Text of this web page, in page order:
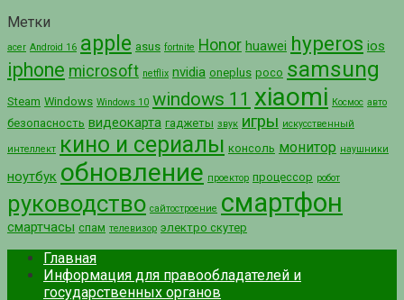
Метки
acer Android 16 apple asus fortnite Honor huawei hyperos ios
iphone microsoft netflix nvidia oneplus poco samsung
Steam Windows Windows 10 windows 11 xiaomi Космос авто
безопасность видеокарта гаджеты звук игры искусственный
интеллект кино и сериалы консоль монитор наушники
ноутбук обновление проектор процессор робот
руководство сайтостроение смартфон
смартчасы спам телевизор электро скутер
Главная
Информация для правообладателей и
государственных органов